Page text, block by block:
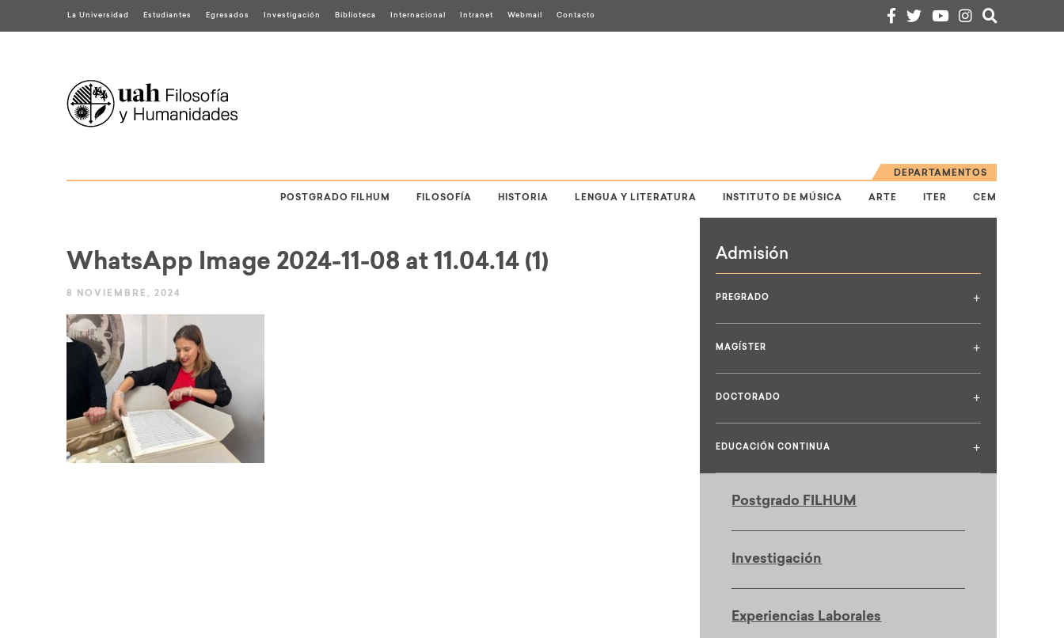
La Universidad Estudiantes Egresados Investigación Biblioteca Internacional Intranet Webmail Contacto
DEPARTAMENTOS
CEM
ITER
ARTE
INSTITUTO DE MÚSICA
LENGUA Y LITERATURA
HISTORIA
FILOSOFÍA
POSTGRADO FILHUM
WhatsApp Image 2024-11-08 at 11.04.14 (1)
8 NOVIEMBRE, 2024
Admisión
PREGRADO +
MAGÍSTER +
DOCTORADO +
EDUCACIÓN CONTINUA +
Postgrado FILHUM
Investigación
Experiencias Laborales